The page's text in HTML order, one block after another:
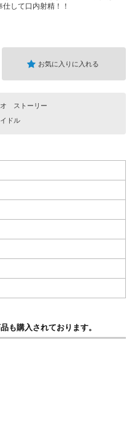
して口内射精！！
お気に入りに入れる
ストーリー
ドル
も購入されております。